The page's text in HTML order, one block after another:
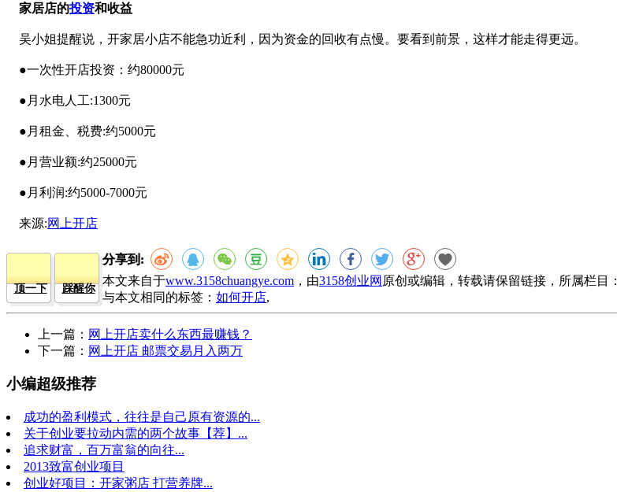
家居店的投资和收益
吴小姐提醒说，开家居小店不能急功近利，因为资金的回收有点慢。要看到前景，这样才能走得更远。
●一次性开店投资：约80000元
●月水电人工:1300元
●月租金、税费:约5000元
●月营业额:约25000元
●月利润:约5000-7000元
来源:网上开店
顶一下 踩醒你
分享到:
本文来自于www.3158chuangye.com ，由3158创业网 原创或编辑，转载请保留链接，所属栏目：
与本文相同的标签： 如何开店,
上一篇： 网上开店卖什么东西最赚钱？
下一篇： 网上开店 邮票交易月入两万
小编超级推荐
成功的盈利模式，往往是自己原有资源的...
关于创业要拉动内需的两个故事【荐】...
追求财富，百万富翁的向往...
2013致富创业项目
创业好项目：开家粥店 打营养牌...